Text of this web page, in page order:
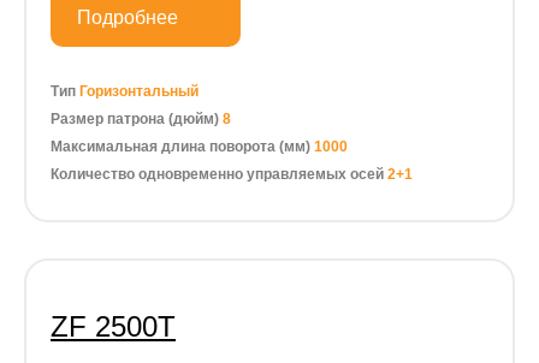
Подробнее
Тип Горизонтальный
Размер патрона (дюйм) 8
Максимальная длина поворота (мм) 1000
Количество одновременно управляемых осей 2+1
ZF 2500T